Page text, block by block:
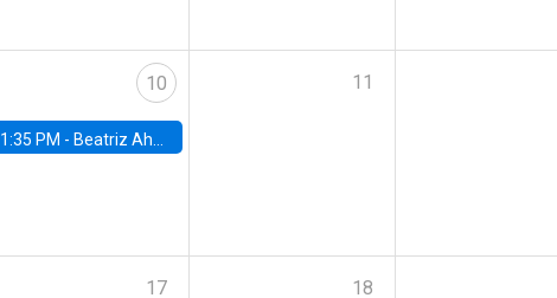
10
1:35 PM - Beatriz Ahumada, PhD candidate, Universidad de Pittsburgh
11
17 18